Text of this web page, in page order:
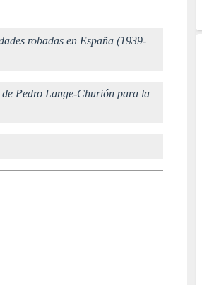
robadas en España (1939-
Pedro Lange-Churión para la